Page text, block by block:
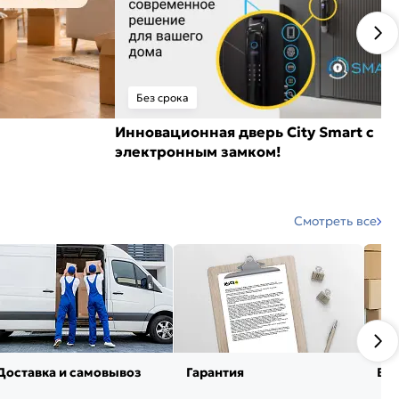
Без срока
Инновационная дверь City Smart с
электронным замком!
Смотреть все
и самовывоз Гарантия